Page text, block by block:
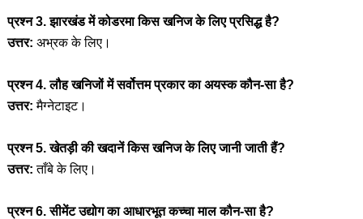
प्रश्न 3. झारखंड में कोडरमा किस खनिज के लिए प्रसिद्ध है?
उत्तर: अभ्रक के लिए।
प्रश्न 4. लौह खनिजों में सर्वोत्तम प्रकार का अयस्क कौन-सा है?
उत्तर: मैग्नेटाइट।
प्रश्न 5. खेतड़ी की खदानें किस खनिज के लिए जानी जाती हैं?
उत्तर: ताँबे के लिए।
प्रश्न 6. सीमेंट उद्योग का आधारभूत कच्चा माल कौन-सा है?